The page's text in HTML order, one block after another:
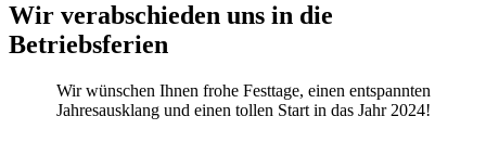
Wir verabschieden uns in die
Betriebsferien
Wir wünschen Ihnen frohe Festtage, einen entspannten
Jahresausklang und einen tollen Start in das Jahr 2024!